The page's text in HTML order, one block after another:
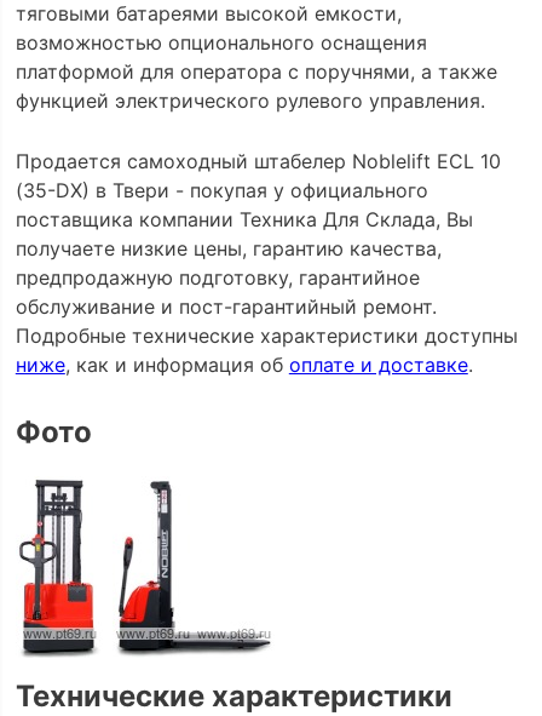
тяговыми батареями высокой емкости,
возможностью опционального оснащения
платформой для оператора с поручнями, а также
функцией электрического рулевого управления.
Продается самоходный штабелер Noblelift ECL 10
(35-DX) в Твери - покупая у официального
поставщика компании Техника Для Склада, Вы
получаете низкие цены, гарантию качества,
предпродажную подготовку, гарантийное
обслуживание и пост-гарантийный ремонт.
Подробные технические характеристики доступны
ниже, как и информация об оплате и доставке.
Фото
Технические характеристики